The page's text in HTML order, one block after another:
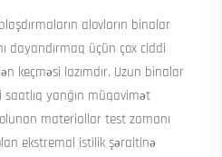
alovların binalar
dayandırmaq üçün çox ciddi
keçməsi lazımdır. Uzun binalar
yanğın müqavimət
materiallar test zamanı
ekstremal istilik şəraitinə